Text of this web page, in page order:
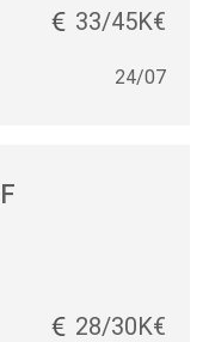
33/45K€
24/07
28/30K€